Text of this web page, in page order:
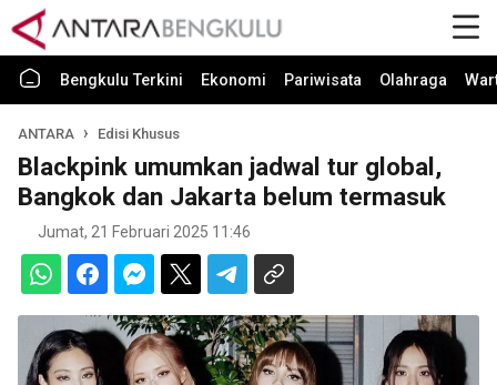
Bengkulu Terkini Ekonomi Pariwisata Olahraga
ANTARA Edisi Khusus
Blackpink umumkan jadwal tur global,
Bangkok dan Jakarta belum termasuk
Jumat, 21 Februari 2025 11:46